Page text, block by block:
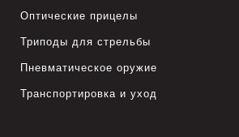
Оптические прицелы
Триподы для стрельбы
Пневматическое оружие
Транспортировка и уход